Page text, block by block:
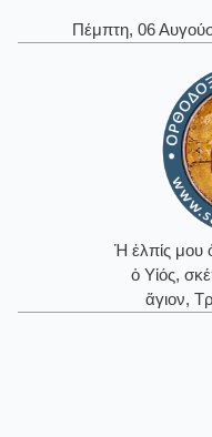
Πέμπτη, 06
Ἡ ἐλπίς μου
ὁ Υἱός,
ἅγιον,